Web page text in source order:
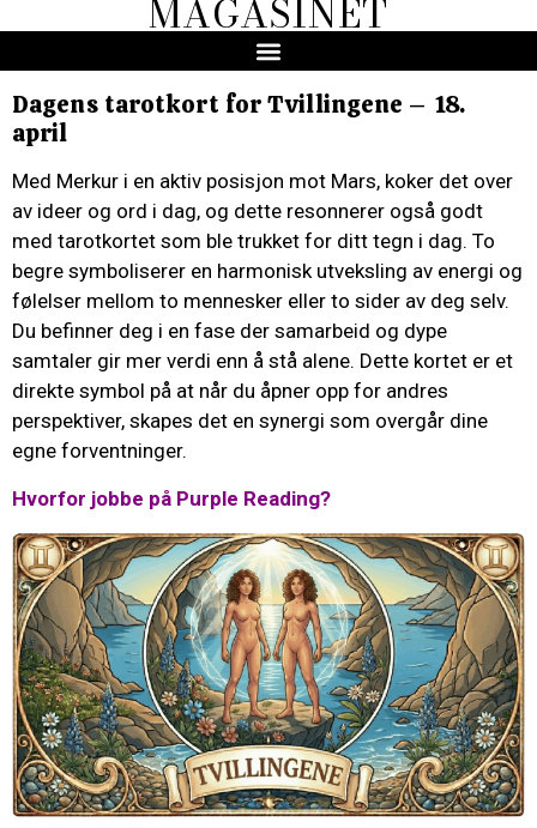
MAGASINET
Dagens tarotkort for Tvillingene – 18.
april
Med Merkur i en aktiv posisjon mot Mars, koker det over
av ideer og ord i dag, og dette resonnerer også godt
med tarotkortet som ble trukket for ditt tegn i dag. To
begre symboliserer en harmonisk utveksling av energi og
følelser mellom to mennesker eller to sider av deg selv.
Du befinner deg i en fase der samarbeid og dype
samtaler gir mer verdi enn å stå alene. Dette kortet er et
direkte symbol på at når du åpner opp for andres
perspektiver, skapes det en synergi som overgår dine
egne forventninger.
Hvorfor jobbe på Purple Reading?